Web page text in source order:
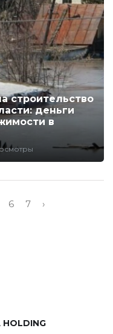
строительство
деньги
в
6 7 ›
HOLDING